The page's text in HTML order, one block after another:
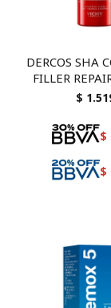
DERCOS SHA
FILLER
$
$
$